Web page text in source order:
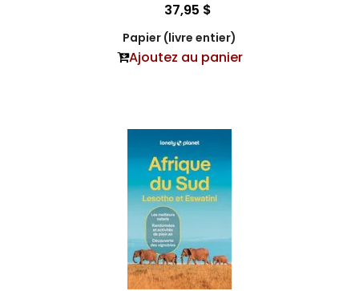
37,95 $
Papier (livre entier)
Ajoutez au panier